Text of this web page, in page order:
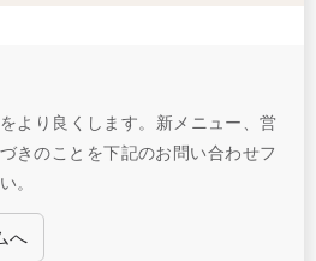
より良くします。新メニュー、営
きのことを下記のお問い合わせフ
。
へ